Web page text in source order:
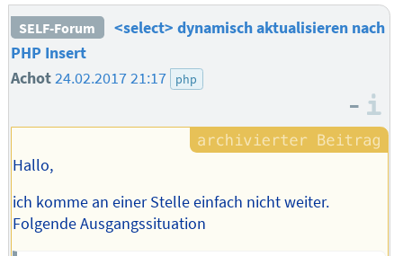
SELF-Forum
<select> dynamisch aktualisieren nach
PHP Insert
Achot24.02.2017 21:17 php
–
Hallo,
ich komme an einer Stelle einfach nicht weiter.
Folgende Ausgangssituation